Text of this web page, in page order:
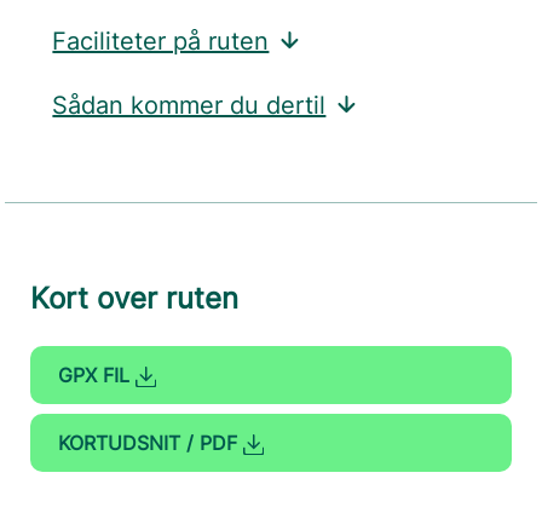
Faciliteter på ruten
Sådan kommer du dertil
Kort over ruten
GPX FIL
KORTUDSNIT / PDF